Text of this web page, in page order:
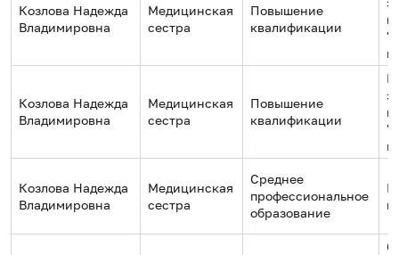
Козлова Надежда
Владимировна
Медицинская
сестра
Повышение
квалификации
Козлова Надежда
Владимировна
Медицинская
сестра
Повышение
квалификации
Козлова Надежда
Владимировна
Медицинская
сестра
Среднее
профессиональное
образование